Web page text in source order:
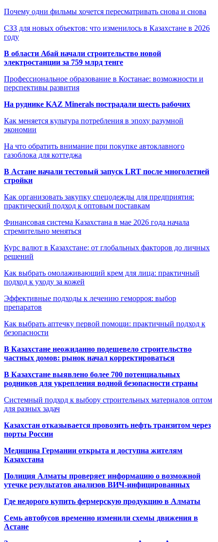
Почему одни фильмы хочется пересматривать снова и снова
СЗЗ для новых объектов: что изменилось в Казахстане в 2026
году
В области Абай начали строительство новой
электростанции за 759 млрд тенге
Профессиональное образование в Костанае: возможности и
перспективы развития
На руднике KAZ Minerals пострадали шесть рабочих
Как меняется культура потребления в эпоху разумной
экономии
На что обратить внимание при покупке автоклавного
газоблока для коттеджа
В Астане начали тестовый запуск LRT после многолетней
стройки
Как организовать закупку спецодежды для предприятия:
практический подход к оптовым поставкам
Финансовая система Казахстана в мае 2026 года начала
стремительно меняться
Курс валют в Казахстане: от глобальных факторов до личных
решений
Как выбрать омолаживающий крем для лица: практичный
подход к уходу за кожей
Эффективные подходы к лечению геморроя: выбор
препаратов
Как выбрать аптечку первой помощи: практичный подход к
безопасности
В Казахстане неожиданно подешевело строительство
частных домов: рынок начал корректироваться
В Казахстане выявлено более 700 потенциальных
родников для укрепления водной безопасности страны
Системный подход к выбору строительных материалов оптом
для разных задач
Казахстан отказывается провозить нефть транзитом через
порты России
Медицина Германии открыта и доступна жителям
Казахстана
Полиция Алматы проверяет информацию о возможной
утечке результатов анализов ВИЧ-инфицированных
Где недорого купить фермерскую продукцию в Алматы
Семь автобусов временно изменили схемы движения в
Астане